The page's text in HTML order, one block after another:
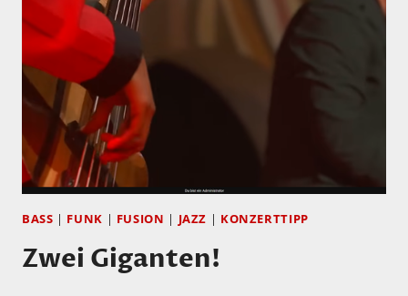
NOCH
IMMER
KLASSE!
BASS | FUNK | FUSION | JAZZ | KONZERTTIPP
Zwei Giganten!